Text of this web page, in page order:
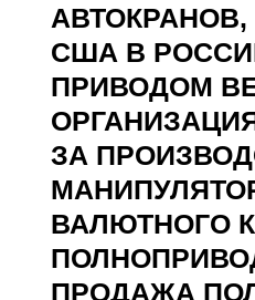
США В
ПРИВОДОМ
ЗА
ВАЛЮТНОГО
ПРОДАЖА